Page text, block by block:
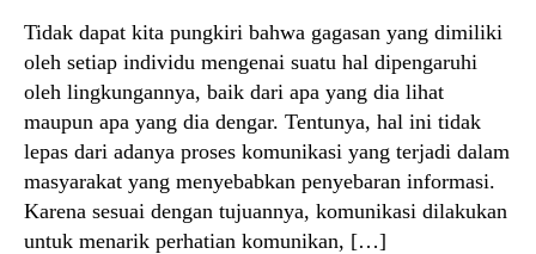
Tidak dapat kita pungkiri bahwa gagasan yang dimiliki
oleh setiap individu mengenai suatu hal dipengaruhi
oleh lingkungannya, baik dari apa yang dia lihat
maupun apa yang dia dengar. Tentunya, hal ini tidak
lepas dari adanya proses komunikasi yang terjadi dalam
masyarakat yang menyebabkan penyebaran informasi.
Karena sesuai dengan tujuannya, komunikasi dilakukan
untuk menarik perhatian komunikan, […]